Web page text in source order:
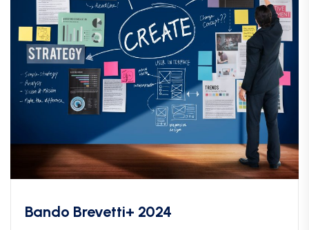
Bando Brevetti+ 2024